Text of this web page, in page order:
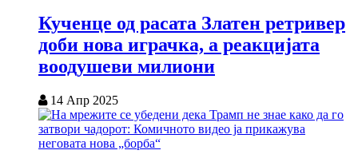
Кученце од расата Златен ретривер
доби нова играчка, а реакцијата
воодушеви милиони
14 Апр 2025